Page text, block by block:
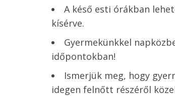
A késő esti órákban
kísérve.
Gyermekünkkel
időpontokban!
Ismerjük meg, hogy
idegen felnőtt részéről